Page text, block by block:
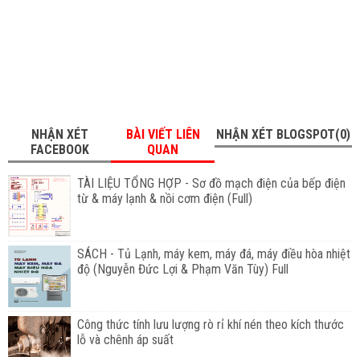
NHẬN XÉT
FACEBOOK
BÀI VIẾT LIÊN
QUAN
NHẬN XÉT BLOGSPOT(0)
TÀI LIỆU TỔNG HỢP - Sơ đồ mạch điện của bếp điện
từ & máy lạnh & nồi cơm điện (Full)
SÁCH - Tủ Lạnh, máy kem, máy đá, máy điều hòa nhiệt
độ (Nguyễn Đức Lợi & Phạm Văn Tùy) Full
Công thức tính lưu lượng rò rỉ khí nén theo kích thước
lỗ và chênh áp suất